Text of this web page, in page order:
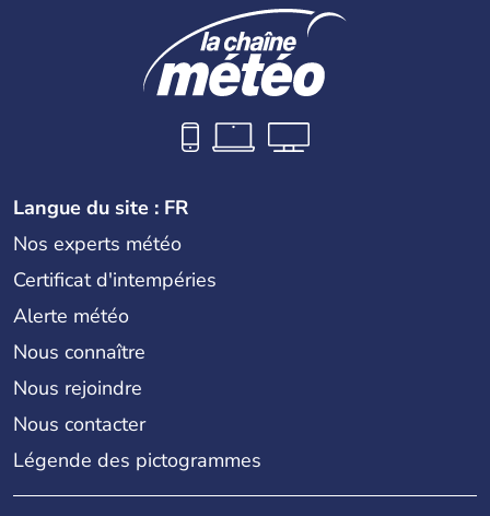
Langue du site : FR
Nos experts météo
Certificat d'intempéries
Alerte météo
Nous connaître
Nous rejoindre
Nous contacter
Légende des pictogrammes